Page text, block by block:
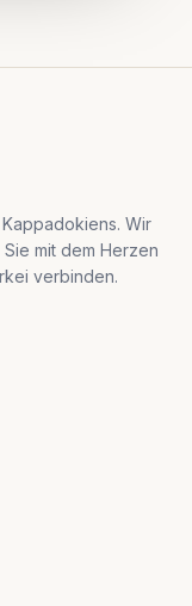
Wir
mit dem Herzen
verbinden.